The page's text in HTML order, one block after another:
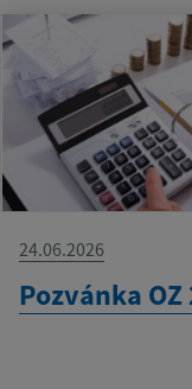
24.06.2026
Pozvánka OZ